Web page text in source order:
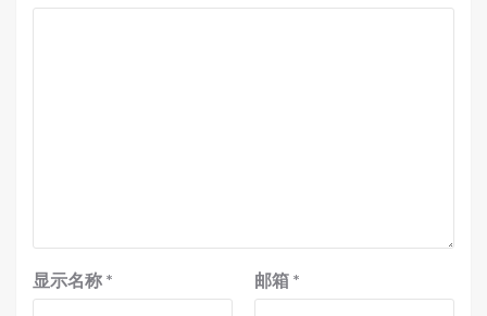
显示名称 * 邮箱 *